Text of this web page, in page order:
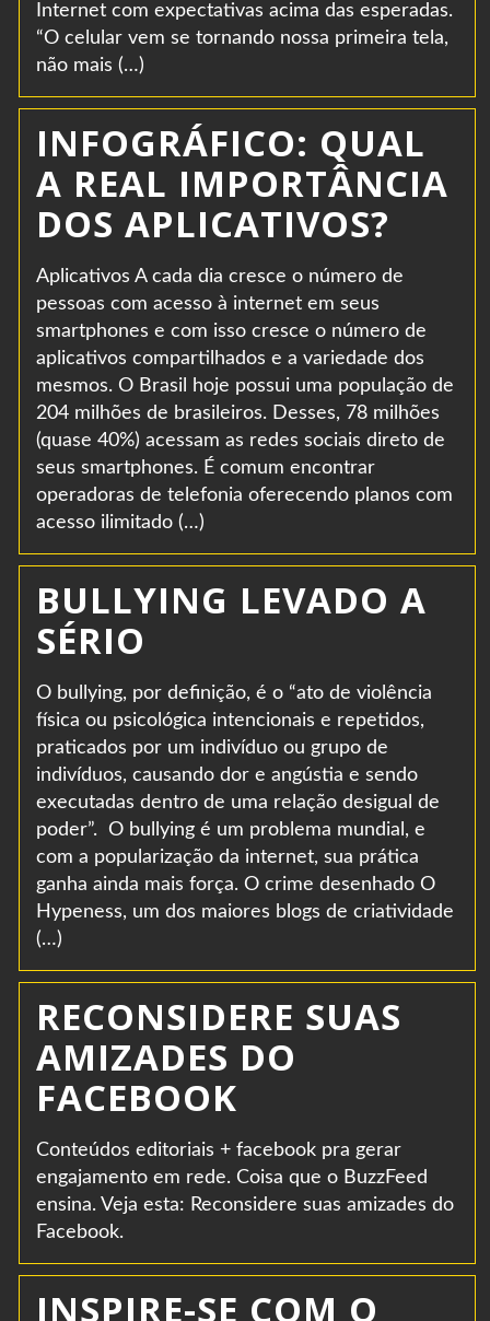
Internet com expectativas acima das esperadas.
“O celular vem se tornando nossa primeira tela,
não mais (…)
INFOGRÁFICO: QUAL
A REAL IMPORTÂNCIA
DOS APLICATIVOS?
Aplicativos A cada dia cresce o número de
pessoas com acesso à internet em seus
smartphones e com isso cresce o número de
aplicativos compartilhados e a variedade dos
mesmos. O Brasil hoje possui uma população de
204 milhões de brasileiros. Desses, 78 milhões
(quase 40%) acessam as redes sociais direto de
seus smartphones. É comum encontrar
operadoras de telefonia oferecendo planos com
acesso ilimitado (…)
BULLYING LEVADO A
SÉRIO
O bullying, por definição, é o “ato de violência
física ou psicológica intencionais e repetidos,
praticados por um indivíduo ou grupo de
indivíduos, causando dor e angústia e sendo
executadas dentro de uma relação desigual de
poder”. O bullying é um problema mundial, e
com a popularização da internet, sua prática
ganha ainda mais força. O crime desenhado O
Hypeness, um dos maiores blogs de criatividade
(…)
RECONSIDERE SUAS
AMIZADES DO
FACEBOOK
Conteúdos editoriais + facebook pra gerar
engajamento em rede. Coisa que o BuzzFeed
ensina. Veja esta: Reconsidere suas amizades do
Facebook.
INSPIRE-SE COM O